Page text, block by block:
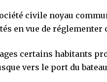
civile noyau
en vue de réglementer
certains habitants
vers le port du